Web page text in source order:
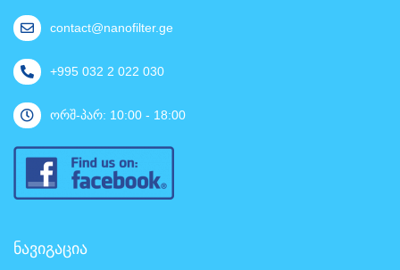
contact@nanofilter.ge
+995 032 2 022 030
ორშ-პარ: 10:00 - 18:00
ნავიგაცია